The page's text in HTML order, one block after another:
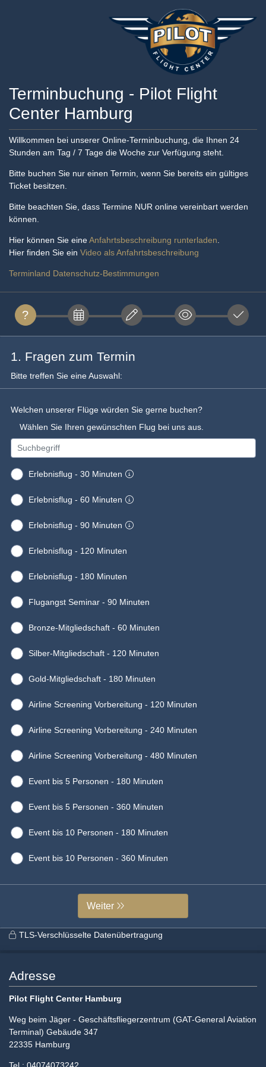
Terminbuchung - Pilot Flight
Center Hamburg
Willkommen bei unserer Online-Terminbuchung, die Ihnen 24
Stunden am Tag / 7 Tage die Woche zur Verfügung steht.
Bitte buchen Sie nur einen Termin, wenn Sie bereits ein gültiges
Ticket besitzen.
Bitte beachten Sie, dass Termine NUR online vereinbart werden
können.
Hier können Sie eineAnfahrtsbeschreibung runterladen
Hier finden Sie ein Video als Anfahrtsbeschreibung
Terminland Datenschutz-Bestimmungen
1. Fragen zum Termin
Bitte treffen Sie eine Auswahl:
Welchen unserer Flüge würden Sie gerne buchen?
Wählen Sie Ihren gewünschten Flug bei uns aus.
Erlebnisflug - 30 Minuten
Erlebnisflug - 60 Minuten
Erlebnisflug - 90 Minuten
Erlebnisflug - 120 Minuten
Erlebnisflug - 180 Minuten
Flugangst Seminar - 90 Minuten
Bronze-Mitgliedschaft - 60 Minuten
Silber-Mitgliedschaft - 120 Minuten
Gold-Mitgliedschaft - 180 Minuten
Airline Screening Vorbereitung - 120 Minuten
Airline Screening Vorbereitung - 240 Minuten
Airline Screening Vorbereitung - 480 Minuten
Event bis 5 Personen - 180 Minuten
Event bis 5 Personen - 360 Minuten
Event bis 10 Personen - 180 Minuten
Event bis 10 Personen - 360 Minuten
Weiter
TLS-Verschlüsselte Datenübertragung
Adresse
Pilot Flight Center Hamburg
Weg beim Jäger - Geschäftsfliegerzentrum (GAT-General Aviation
Terminal) Gebäude 347
22335 Hamburg
Tel.: 04074073242